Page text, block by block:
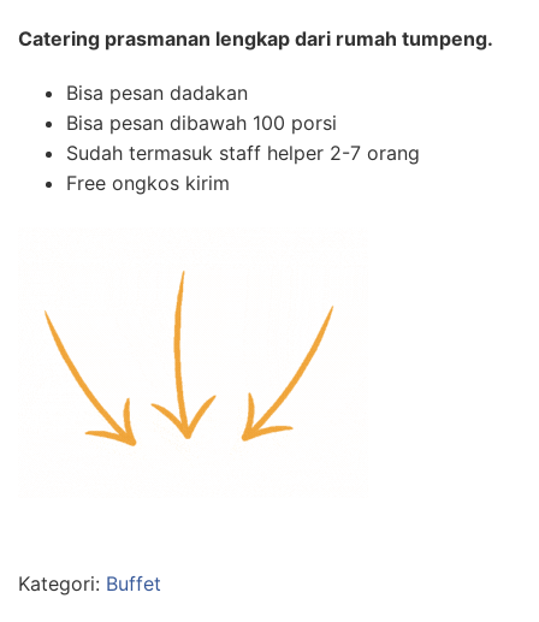
Catering prasmanan lengkap dari rumah tumpeng.
Bisa pesan dadakan
Bisa pesan dibawah 100 porsi
Sudah termasuk staff helper 2-7 orang
Free ongkos kirim
Kategori: Buffet